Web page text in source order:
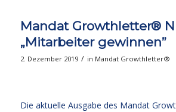
Mandat Growthletter®
„Mitarbeiter gewinnen”
2. Dezember 2019 / in Mandat Growthletter®
Die aktuelle Ausgabe des Mandat